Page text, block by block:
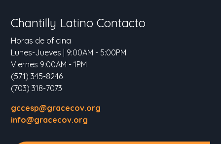
Chantilly Latino Contacto
Horas de oficina
Lunes-Jueves | 9:00AM - 5:00PM
Viernes 9:00AM - 1PM
(571) 345-8246
(703) 318-7073
gccesp@gracecov.org
info@gracecov.org